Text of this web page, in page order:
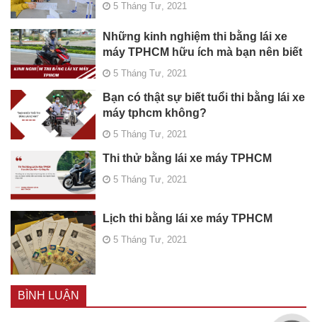
5 Tháng Tư, 2021
Những kinh nghiệm thi bằng lái xe
máy TPHCM hữu ích mà bạn nên biết
5 Tháng Tư, 2021
Bạn có thật sự biết tuổi thi bằng lái xe
máy tphcm không?
5 Tháng Tư, 2021
Thi thử bằng lái xe máy TPHCM
5 Tháng Tư, 2021
Lịch thi bằng lái xe máy TPHCM
5 Tháng Tư, 2021
BÌNH LUẬN